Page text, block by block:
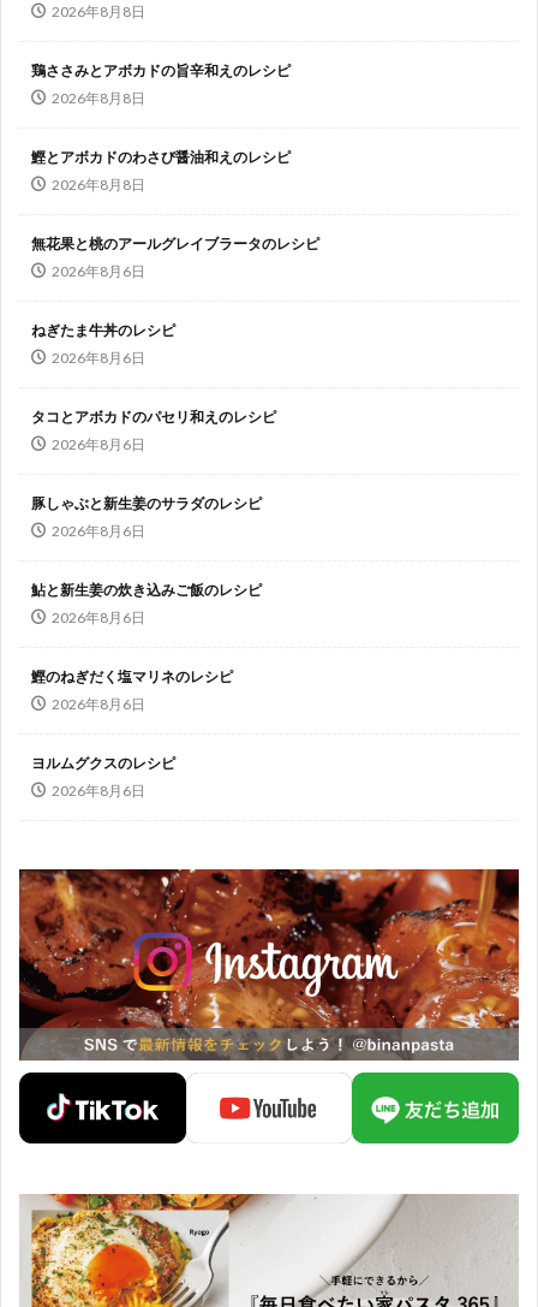
2026年8月8日
鶏ささみとアボカドの旨辛和えのレシピ
2026年8月8日
鰹とアボカドのわさび醤油和えのレシピ
2026年8月8日
無花果と桃のアールグレイブラータのレシピ
2026年8月6日
ねぎたま牛丼のレシピ
2026年8月6日
タコとアボカドのパセリ和えのレシピ
2026年8月6日
豚しゃぶと新生姜のサラダのレシピ
2026年8月6日
鮎と新生姜の炊き込みご飯のレシピ
2026年8月6日
鰹のねぎだく塩マリネのレシピ
2026年8月6日
ヨルムグクスのレシピ
2026年8月6日